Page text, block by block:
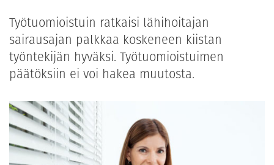
Työtuomioistuin ratkaisi lähihoitajan
sairausajan palkkaa koskeneen kiistan
työntekijän hyväksi. Työtuomioistuimen
päätöksiin ei voi hakea muutosta.